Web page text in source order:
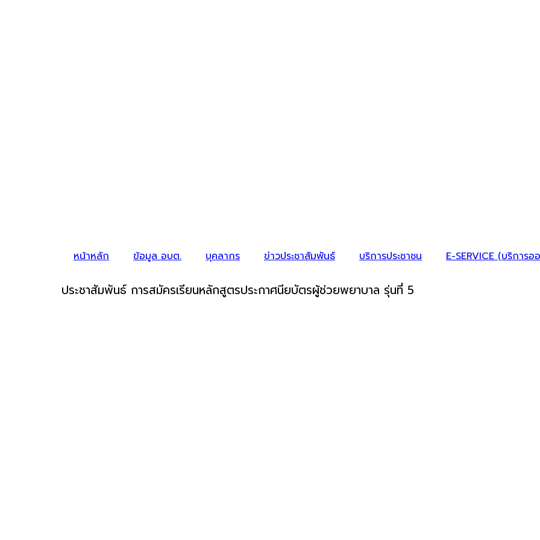
หน้าหลัก ข้อมูล อบต. บุคลากร ข่าวประชาสัมพันธ์ บริการประชาชน
E-SERVICE (บริการอ
ประชาสัมพันธ์ การสมัครเรียนหลักสูตรประกาศนียบัตรผู้ช่วยพยาบาล รุ่นที่ 5